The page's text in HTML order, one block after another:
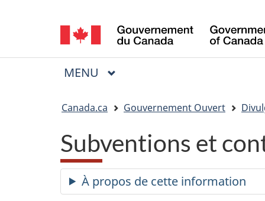
de
la
langue
Menu
MENU PRINCIPAL
Canada.ca Gouvernement Ouvert
Subventions et
À propos de cette information